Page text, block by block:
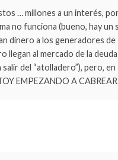
… millones a un interés,
no funciona (bueno, hay un
dinero a los generadores
llegan al mercado de la
del “atolladero”), pero, en
EMPEZANDO A